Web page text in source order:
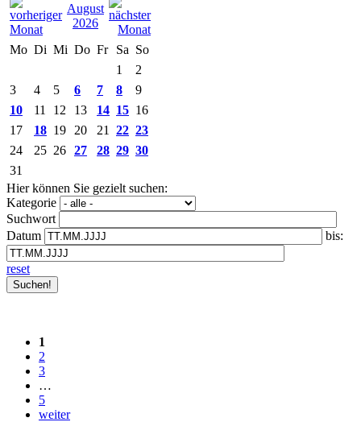
August
2026
Mo Di Mi Do Fr Sa So
1
2
3
4 5 6 7 8
9
10
11 12 13 14 15 16
17
18 19 20 21 22 23
24
25 26 27 28 29 30
31
Hier können Sie gezielt suchen:
Kategorie
Suchwort
Datum
bis:
reset
1
2
3
…
5
weiter